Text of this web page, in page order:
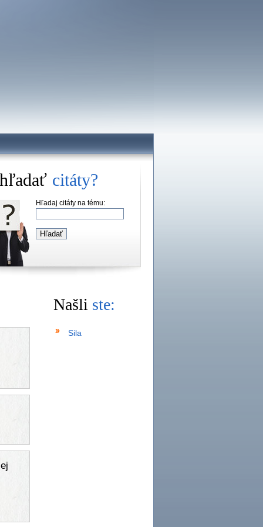
citáty?
Hľadaj citáty na tému:
Našli ste:
Sila